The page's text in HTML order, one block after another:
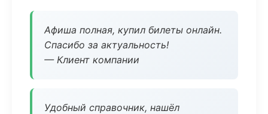
Афиша полная, купил билеты онлайн.
Спасибо за актуальность!
— Клиент компании
Удобный справочник, нашёл